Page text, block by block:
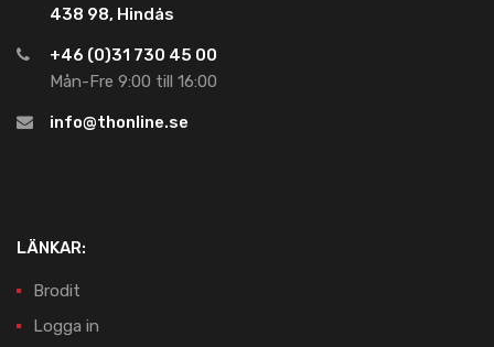
438 98, Hindås
+46 (0)31 730 45 00
Mån-Fre 9:00 till 16:00
info@thonline.se
LÄNKAR:
Brodit
Logga in